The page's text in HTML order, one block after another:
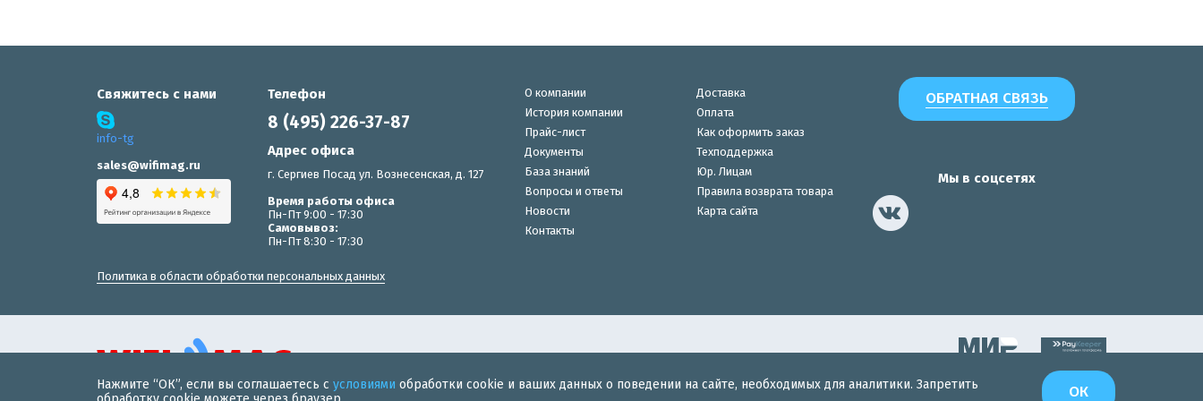
Нажмите “ОК”, если вы соглашаетесь с условиями обработки cookie и ваших данных о поведении на сайте, необходимых для аналитики. Запретить
ОК
Свяжитесь с нами
info-tg
sales@wifimag.ru
Телефон
8 (495) 226-37-87
Адрес офиса
г. Сергиев Посад ул. Вознесенская, д. 127
Время работы офиса
Пн-Пт 9:00 - 17:30
Самовывоз:
Пн-Пт 8:30 - 17:30
О компании
История компании
Прайс-лист
Документы
База знаний
Вопросы и ответы
Новости
Контакты
Доставка
Оплата
Как оформить заказ
Техподдержка
Юр. Лицам
Правила возврата товара
Карта сайта
ОБРАТНАЯ СВЯЗЬ
Мы в соцсетях
Политика в области обработки персональных данных
© 2019 «WiFiMAG» - интернет-магазин wi-fi оборудования для беспроводного интернета.
Разработка сайта